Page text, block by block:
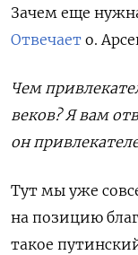
Зачем еще
Отвечает о.
Чем
веков? Я вам
он
Тут мы уже
на позицию
такое